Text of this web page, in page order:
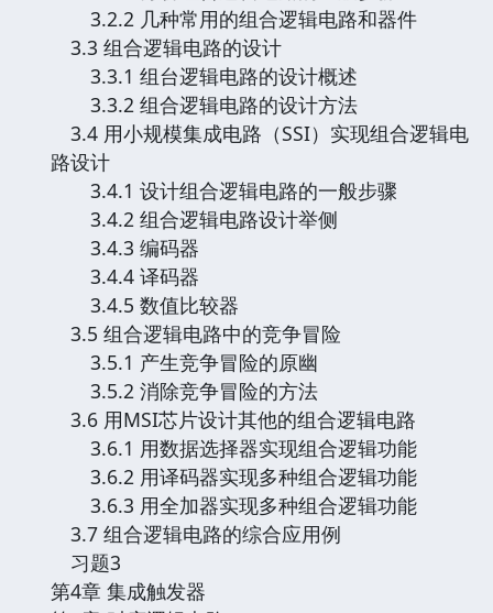
3.2.2 几种常用的组合逻辑电路和器件
3.3 组合逻辑电路的设计
3.3.1 组台逻辑电路的设计概述
3.3.2 组合逻辑电路的设计方法
3.4 用小规模集成电路（SSI）实现组合逻辑电
路设计
3.4.1 设计组合逻辑电路的一般步骤
3.4.2 组合逻辑电路设计举侧
3.4.3 编码器
3.4.4 译码器
3.4.5 数值比较器
3.5 组合逻辑电路中的竞争冒险
3.5.1 产生竞争冒险的原幽
3.5.2 消除竞争冒险的方法
3.6 用MSI芯片设计其他的组合逻辑电路
3.6.1 用数据选择器实现组合逻辑功能
3.6.2 用译码器实现多种组合逻辑功能
3.6.3 用全加器实现多种组合逻辑功能
3.7 组合逻辑电路的综合应用例
习题3
第4章 集成触发器